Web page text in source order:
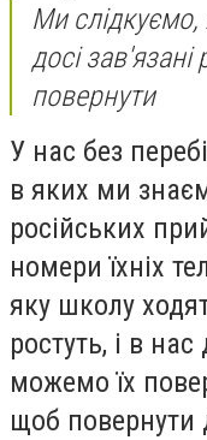
Ми слідкуємо,
досі
повернути
У нас без
в яких ми
російських
номери їхніх
яку школу
ростуть, і в
можемо їх
щоб повернути